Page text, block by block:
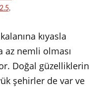
,
kıyasla
az nemli olması
Doğal güzelliklerin
şehirler de var ve